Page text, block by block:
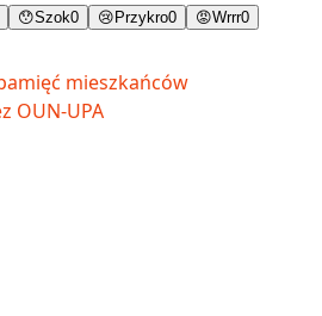
😯Szok0 😢 Przykro0 😡Wrrr0